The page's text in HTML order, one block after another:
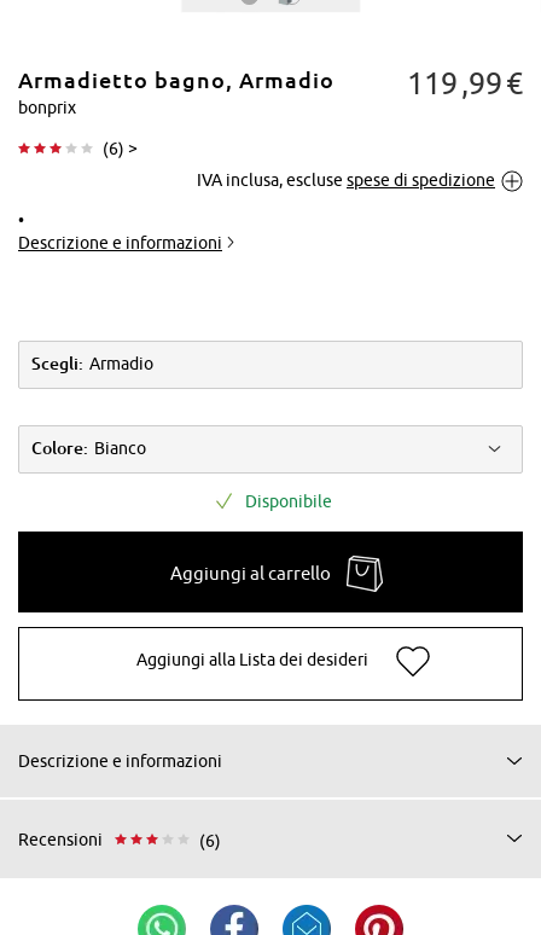
Tocca per
Armadietto bagno, Armadio
bonprix
(6) >
119 99€
IVA inclusa, escluse spese di spedizione
Descrizione e informazioni
Scegli: Armadio
Colore: Bianco
Disponibile
Aggiungi al carrello
Aggiungi alla Lista dei desideri
Descrizione e informazioni
Recensioni (6)